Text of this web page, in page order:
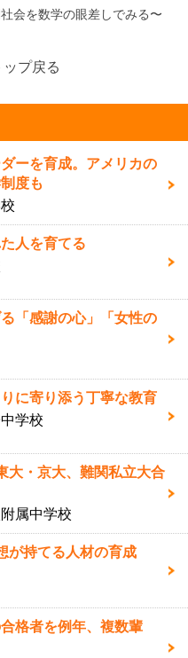
会を数学の眼差しでみる〜
ップ戻る
ーを育成。アメリカの
度も
人を育てる
「感謝の心」「女性の
に寄り添う丁寧な教育
学校
大・京大、難関私立大合
属中学校
が持てる人材の育成
格者を例年、複数輩